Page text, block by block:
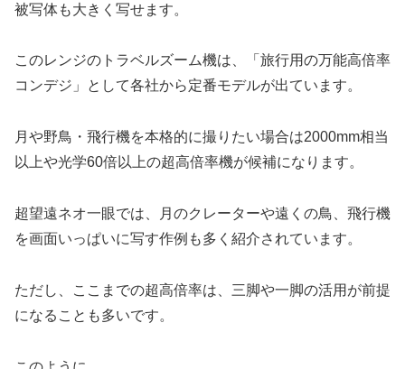
被写体も大きく写せます。
このレンジのトラベルズーム機は、「旅行用の万能高倍率
コンデジ」として各社から定番モデルが出ています。
月や野鳥・飛行機を本格的に撮りたい場合は2000mm相当
以上や光学60倍以上の超高倍率機が候補になります。
超望遠ネオ一眼では、月のクレーターや遠くの鳥、飛行機
を画面いっぱいに写す作例も多く紹介されています。
ただし、ここまでの超高倍率は、三脚や一脚の活用が前提
になることも多いです。